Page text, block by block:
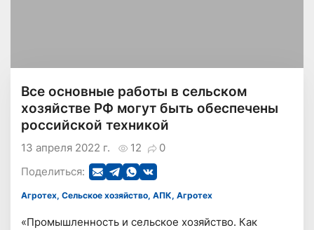
Все основные работы в сельском
хозяйстве РФ могут быть обеспечены
российской техникой
12 0
13 апреля 2022 г.
Поделиться:
Агротех, Сельское хозяйство, АПК, Агротех
«Промышленность и сельское хозяйство. Как